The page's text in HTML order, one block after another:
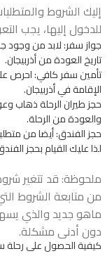
إليك الشروط
للدخول إليها، يجب
جواز سفر: لابد من
تاريخ العودة من أذربيجان.
تأمين سفر كافي: احرص
الإقامة في أذربيجان.
حجز طيران الرحلة ذهاب
والعودة من الرحلة.
حجز الفندق: أيضا من
لذا عليك القيام بحجز
ملحوظة: قد تتغير
من متابعة الشروط
ماهو جديد والذي
دون أدنى مشكلة.
كيفية الحصول على رحلة